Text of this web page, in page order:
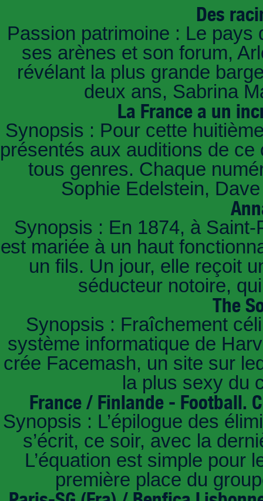
Des
Passion patrimoine : Le pays
ses arènes et son forum,
révélant la plus grande
deux ans, Sabrina
La France a un
Synopsis : Pour cette
présentés aux auditions de
tous genres. Chaque
Sophie Edelstein,
Synopsis : En 1874, à
est mariée à un haut
un fils. Un jour, elle reçoit
séducteur notoire,
The
Synopsis : Fraîchement
système informatique de
crée Facemash, un site sur
la plus sexy du
France / Finlande - Football.
Synopsis : L’épilogue des
s’écrit, ce soir, avec la
L’équation est simple pour
première place du